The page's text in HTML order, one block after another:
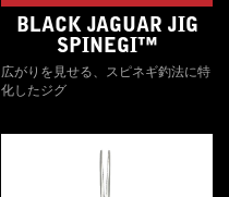
BLACK JAGUAR JIG
SPINEGI™
広がりを見せる、スピネギ釣法に特
化したジグ